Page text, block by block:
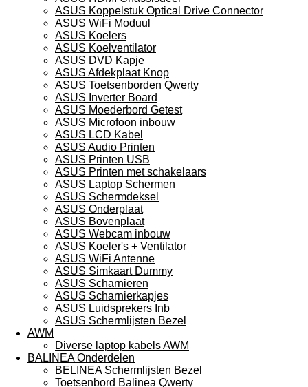
ASUS Koppelstuk Optical Drive Connector
ASUS WiFi Moduul
ASUS Koelers
ASUS Koelventilator
ASUS DVD Kapje
ASUS Afdekplaat Knop
ASUS Toetsenborden Qwerty
ASUS Inverter Board
ASUS Moederbord Getest
ASUS Microfoon inbouw
ASUS LCD Kabel
ASUS Audio Printen
ASUS Printen USB
ASUS Printen met schakelaars
ASUS Laptop Schermen
ASUS Schermdeksel
ASUS Onderplaat
ASUS Bovenplaat
ASUS Webcam inbouw
ASUS Koeler's + Ventilator
ASUS WiFi Antenne
ASUS Simkaart Dummy
ASUS Scharnieren
ASUS Scharnierkapjes
ASUS Luidsprekers Inb
ASUS Schermlijsten Bezel
AWM
Diverse laptop kabels AWM
BALINEA Onderdelen
BELINEA Schermlijsten Bezel
Toetsenbord Balinea Qwerty